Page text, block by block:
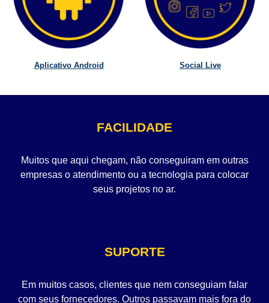
Aplicativo Android Social Live
FACILIDADE
Muitos que aqui chegam, não conseguiram em outras
empresas o atendimento ou a tecnologia para colocar
seus projetos no ar.
SUPORTE
Em muitos casos, clientes que nem conseguiam falar
com seus fornecedores. Outros passavam mais fora do